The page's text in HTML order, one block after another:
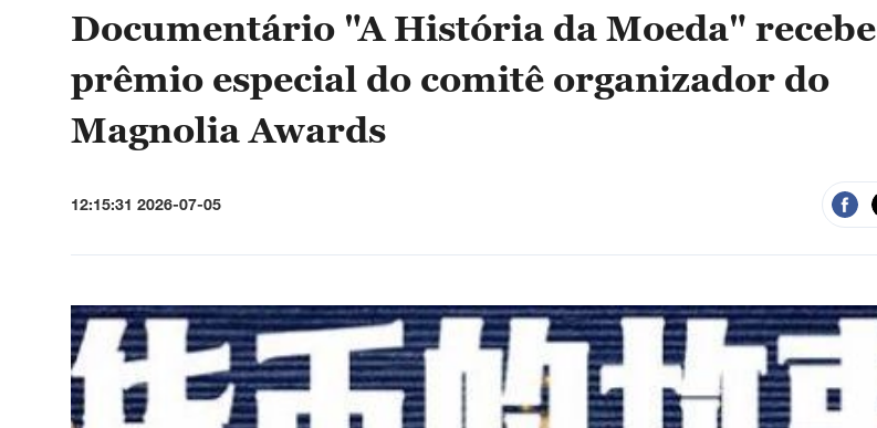
Documentário "A História da Moeda" recebe
prêmio especial do comitê organizador do
Magnolia Awards
12:15:31 2026-07-05